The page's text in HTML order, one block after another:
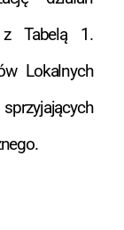
z Tabelą 1.
Lokalnych